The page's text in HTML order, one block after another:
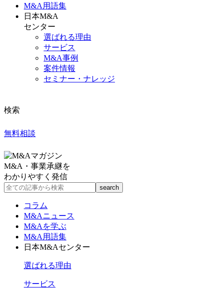
M&A 用語集
日本M&A
センター
選ばれる理由
サービス
M&A事例
案件情報
セミナー・ナレッジ
検索
無料相談
M&A・事業承継を
わかりやすく発信
コラム
M&Aニュース
M&Aを学ぶ
M&A用語集
日本M&Aセンター
選ばれる理由
サービス